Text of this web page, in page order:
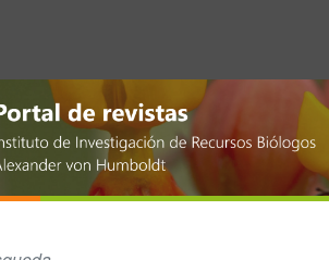
del flanco oriental de la Cordillera